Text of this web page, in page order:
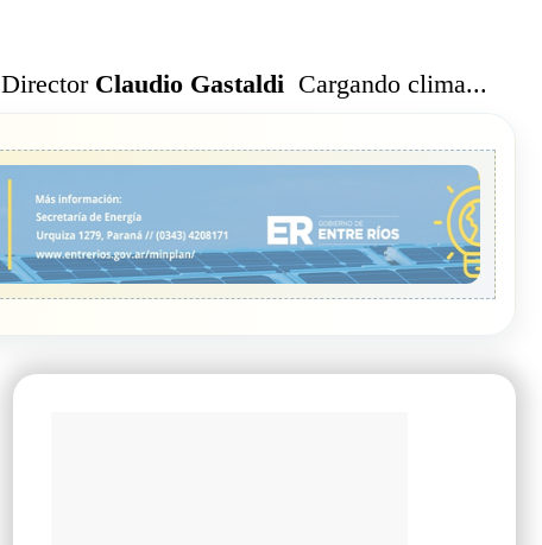
Director Claudio Gastaldi Cargando clima...